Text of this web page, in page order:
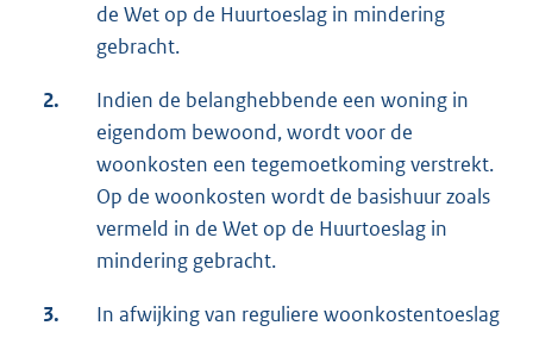
de Wet op de Huurtoeslag in mindering
gebracht.
2.
Indien de belanghebbende een woning in
eigendom bewoond, wordt voor de
woonkosten een tegemoetkoming verstrekt.
Op de woonkosten wordt de basishuur zoals
vermeld in de Wet op de Huurtoeslag in
mindering gebracht.
3.
In afwijking van reguliere woonkostentoeslag